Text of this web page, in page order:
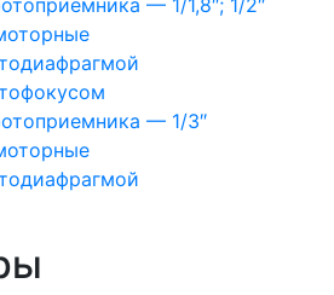
— 1/1,8″; 1/2″
— 1/3″